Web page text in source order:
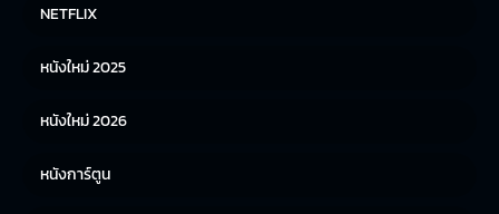
หนังญี่ปุ่น
NETFLIX
หนังใหม่ 2025
หนังใหม่ 2026
หนังการ์ตูน